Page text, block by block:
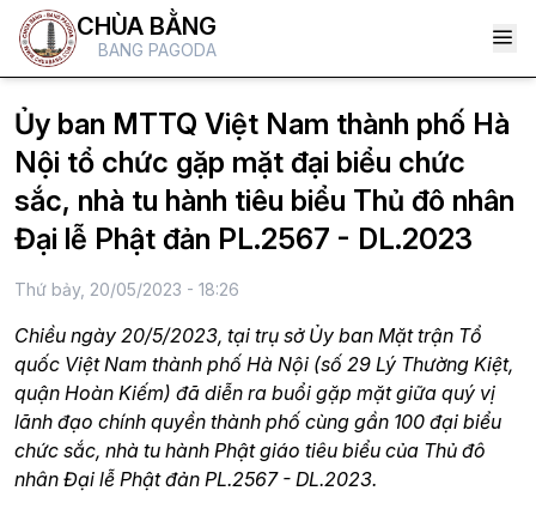
CHÙA BẰNG
BANG PAGODA
Ủy ban MTTQ Việt Nam thành phố Hà
Nội tổ chức gặp mặt đại biểu chức
sắc, nhà tu hành tiêu biểu Thủ đô nhân
Đại lễ Phật đản PL.2567 - DL.2023
Thứ bảy, 20/05/2023 - 18:26
Chiều ngày 20/5/2023, tại trụ sở Ủy ban Mặt trận Tổ
quốc Việt Nam thành phố Hà Nội (số 29 Lý Thường Kiệt,
quận Hoàn Kiếm) đã diễn ra buổi gặp mặt giữa quý vị
lãnh đạo chính quyền thành phố cùng gần 100 đại biểu
chức sắc, nhà tu hành Phật giáo tiêu biểu của Thủ đô
nhân Đại lễ Phật đản PL.2567 - DL.2023.